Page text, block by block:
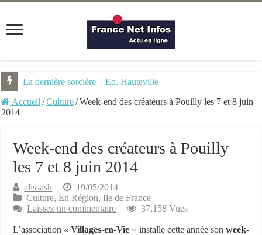
La dernière sorcière – Ed. Hauteville
Accueil /Culture/Week-end des créateurs à Pouilly les 7 et 8 juin
2014
Week-end des créateurs à Pouilly
les 7 et 8 juin 2014
alissash
19/05/2014
Culture,En Région, Ile de France
Laissez un commentaire
37,158 Vues
L’association « Villages-en-Vie » installe cette année son week-